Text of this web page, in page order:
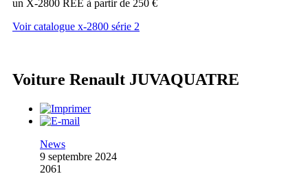
un X-2800 REE à partir de 250 €
Voir catalogue x-2800 série 2
Voiture Renault JUVAQUATRE
News
9 septembre 2024
2061